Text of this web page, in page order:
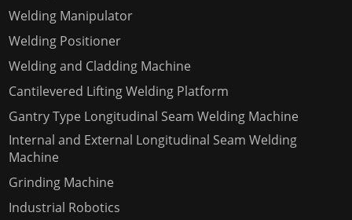
Welding Manipulator
Welding Positioner
Welding and Cladding Machine
Cantilevered Lifting Welding Platform
Gantry Type Longitudinal Seam Welding Machine
Internal and External Longitudinal Seam Welding
Machine
Grinding Machine
Industrial Robotics